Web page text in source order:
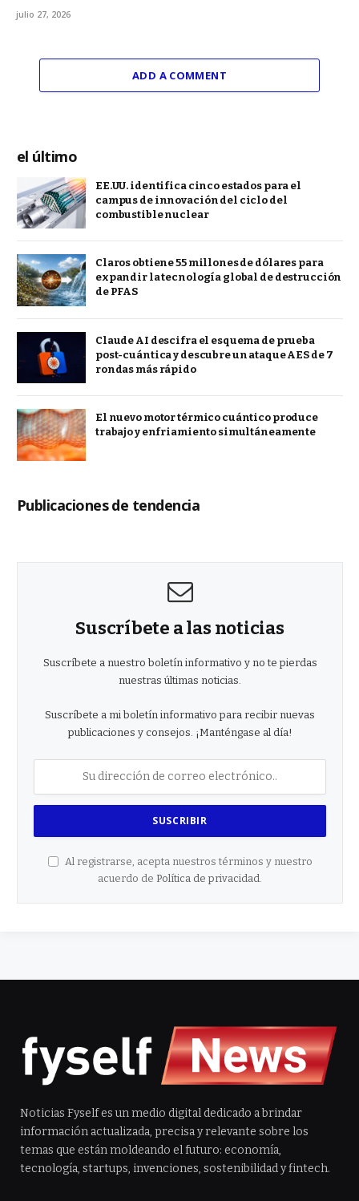
julio 27, 2026
ADD A COMMENT
el último
EE.UU. identifica cinco estados para el
campus de innovación del ciclo del
combustible nuclear
Claros obtiene 55 millones de dólares para
expandir la tecnología global de destrucción
de PFAS
Claude AI descifra el esquema de prueba
post-cuántica y descubre un ataque AES de 7
rondas más rápido
El nuevo motor térmico cuántico produce
trabajo y enfriamiento simultáneamente
Publicaciones de tendencia
Suscríbete a las noticias
Suscríbete a nuestro boletín informativo y no te pierdas
nuestras últimas noticias.
Suscríbete a mi boletín informativo para recibir nuevas
publicaciones y consejos. ¡Manténgase al día!
Al registrarse, acepta nuestros términos y nuestro
acuerdo de Política de privacidad
Noticias Fyself es un medio digital dedicado a brindar
información actualizada, precisa y relevante sobre los
temas que están moldeando el futuro: economía,
tecnología, startups, invenciones, sostenibilidad y fintech.